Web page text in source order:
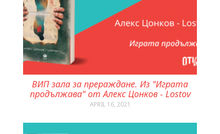
ВИП зала за прераждане. Из "Играта
продължава" от Алекс Цонков - Lostov
APRIL 16, 2021